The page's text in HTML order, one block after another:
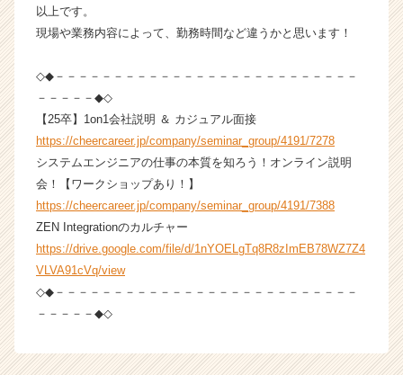
以上です。
現場や業務内容によって、勤務時間など違うかと思います！
◇◆－－－－－－－－－－－－－－－－－－－－－－－－－－
－－－－－◆◇
【25卒】1on1会社説明 ＆ カジュアル面接
https://cheercareer.jp/company/seminar_group/4191/7278
システムエンジニアの仕事の本質を知ろう！オンライン説明
会！【ワークショップあり！】
https://cheercareer.jp/company/seminar_group/4191/7388
ZEN Integrationのカルチャー
https://drive.google.com/file/d/1nYOELgTq8R8zImEB78WZ7Z4
VLVA91cVq/view
◇◆－－－－－－－－－－－－－－－－－－－－－－－－－－
－－－－－◆◇